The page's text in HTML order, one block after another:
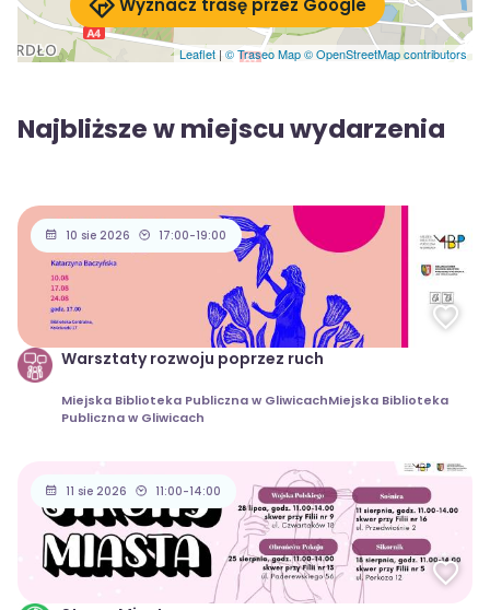
Leaflet | © Traseo Map© OpenStreetMap contributors
Wyznacz trasę przez Google
Najbliższe w miejscu wydarzenia
10 sie 2026 17:00-19:00
Warsztaty rozwoju poprzez ruch
Miejska Biblioteka Publiczna w GliwicachMiejska Biblioteka
Publiczna w Gliwicach
11 sie 2026 11:00-14:00